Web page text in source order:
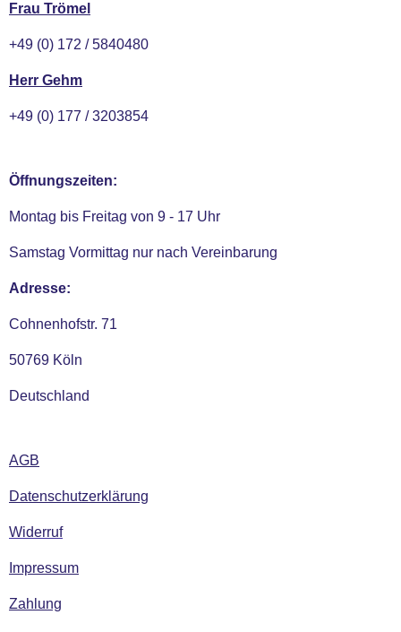
Frau Trömel
+49 (0) 172 / 5840480
Herr Gehm
+49 (0) 177 / 3203854
Öffnungszeiten:
Montag bis Freitag von 9 - 17 Uhr
Samstag Vormittag nur nach Vereinbarung
Adresse:
Cohnenhofstr. 71
50769 Köln
Deutschland
AGB
Datenschutzerklärung
Widerruf
Impressum
Zahlung